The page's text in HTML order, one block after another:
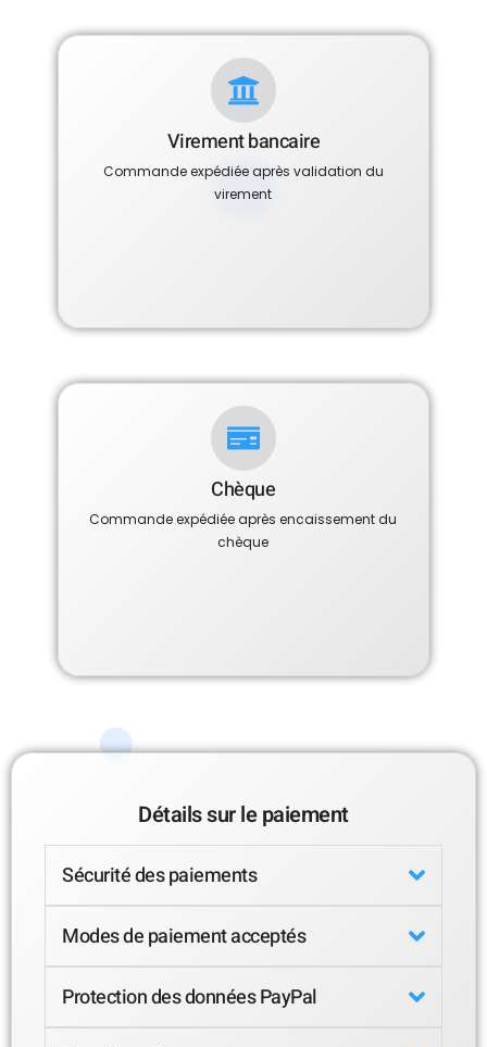
Virement bancaire
Commande expédiée après validation du
virement
Chèque
Commande expédiée après encaissement du
chèque
Détails sur le paiement
Sécurité des paiements
Modes de paiement acceptés
Protection des données PayPal